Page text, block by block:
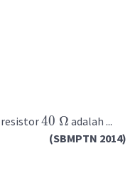
40 Ω adalah ...
(SBMPTN 2014)